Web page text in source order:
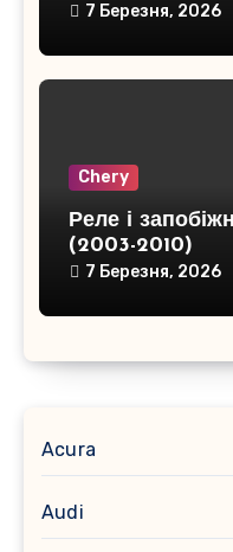
7 Березня, 2026
Chery
Реле і
(2003-2010)
7 Березня, 2026
Acura
Audi